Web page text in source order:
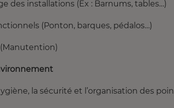
des installations (Ex : Barnums, tables…)
(Ponton, barques, pédalos…)
la sécurité et l’organisation des